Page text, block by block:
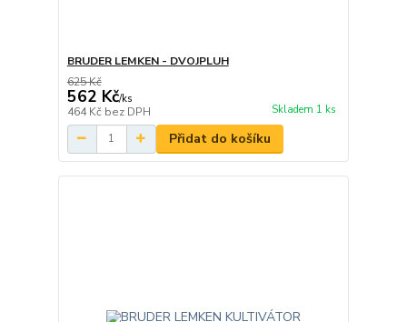
BRUDER LEMKEN - DVOJPLUH
625 Kč
562 Kč/ks
464 Kč bez DPH Skladem 1 ks
Přidat do košíku